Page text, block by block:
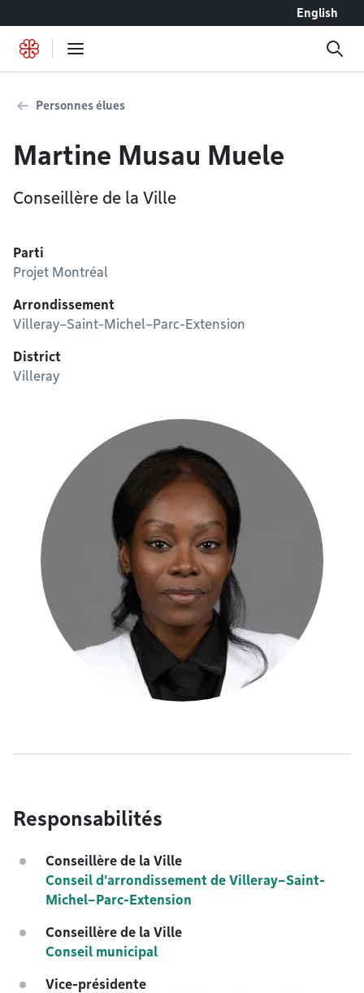
English
Personnes élues
Martine Musau Muele
Conseillère de la Ville
Parti
Projet Montréal
Arrondissement
Villeray–Saint-Michel–Parc-Extension
District
Villeray
Responsabilités
Conseillère de la Ville
Conseil d'arrondissement de Villeray–Saint-
Michel–Parc-Extension
Conseillère de la Ville
Conseil municipal
Vice-présidente